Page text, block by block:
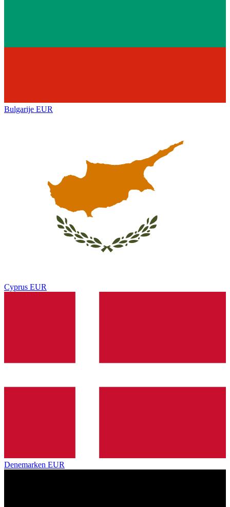
Bulgarije EUR
Cyprus EUR
Denemarken EUR